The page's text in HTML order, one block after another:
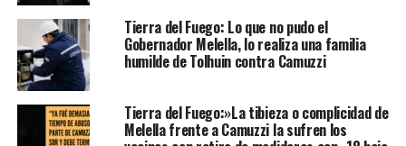
Tierra del Fuego: Lo que no pudo el
Gobernador Melella, lo realiza una familia
humilde de Tolhuin contra Camuzzi
Tierra del Fuego:»La tibieza o complicidad de
Melella frente a Camuzzi la sufren los